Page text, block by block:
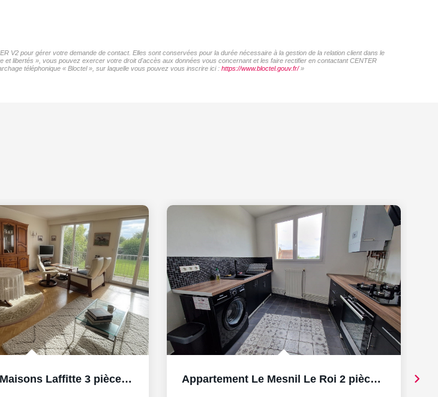
V2 pour gérer votre demande de contact. Elles sont conservées pour la durée nécessaire à la gestion de la relation client dans le
libertés », vous pouvez exercer votre droit d'accès aux données vous concernant et les faire rectifier en contactant CENTER
téléphonique « Bloctel », sur laquelle vous pouvez vous inscrire ici : https://www.bloctel.gouv.fr/»
Appartement Maisons Laffitte 3 pièce(s) 68 m2, BOX et cave Appartement Le Mesnil Le Roi 2 pièce(s) 48 m2